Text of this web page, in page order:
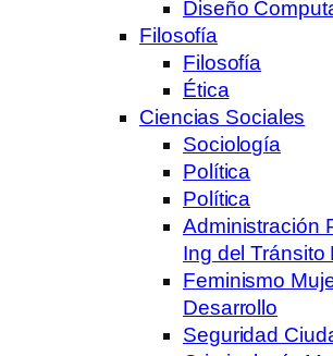
Diseño
Filosofía
Filosofía
Ética
Ciencias Sociales
Sociología
Política
Política
Administración
Ing del Tránsito
Feminismo
Desarrollo
Seguridad